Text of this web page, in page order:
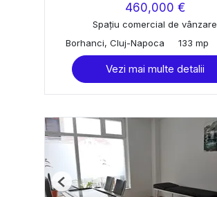
460,000 €
Spațiu comercial de vânzare
Borhanci, Cluj-Napoca
133 mp
Vezi mai multe detalii
Previous